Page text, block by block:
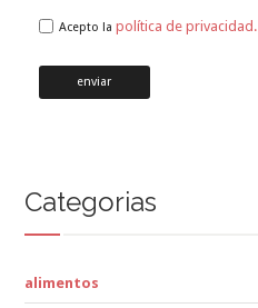
Acepto la política de privacidad.
Categorias
alimentos